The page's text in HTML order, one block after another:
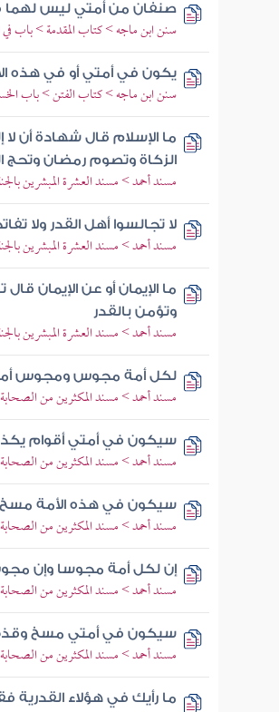
صنفان من أمتي ليس لهما
سنن ابن ماجه > كتاب المقدمة > باب في
يكون في أمتي أو في هذه
سنن ابن ماجه > كتاب الفتن > باب
ما الإسلام قال شهادة أن لا
الزكاة وتصوم رمضان وتحج
مسند أحمد > مسند العشرة المبشرين
لا تجالسوا أهل القدر ولا
مسند أحمد > مسند العشرة المبشرين
ما الإيمان أو عن الإيمان
وتؤمن بالقدر
مسند أحمد > مسند العشرة المبشرين
لكل أمة مجوس ومجوس
مسند أحمد > مسند المكثرين من
سيكون في أمتي أقوام
مسند أحمد > مسند المكثرين من
سيكون في هذه الأمة مسخ
مسند أحمد > مسند المكثرين من
إن لكل أمة مجوسا وإن
مسند أحمد > مسند المكثرين من
سيكون في أمتي مسخ وقذف
مسند أحمد > مسند المكثرين من
ما رأيك في هؤلاء القدرية